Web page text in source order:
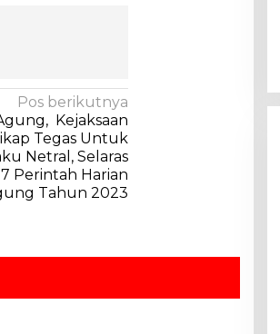
Pos berikutnya
Kejaksaan
Tegas Untuk
Netral, Selaras
Perintah Harian
Tahun 2023